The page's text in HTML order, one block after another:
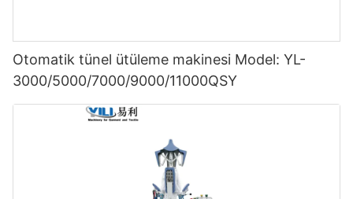
Otomatik tünel ütüleme makinesi Model: YL-
3000/5000/7000/9000/11000QSY